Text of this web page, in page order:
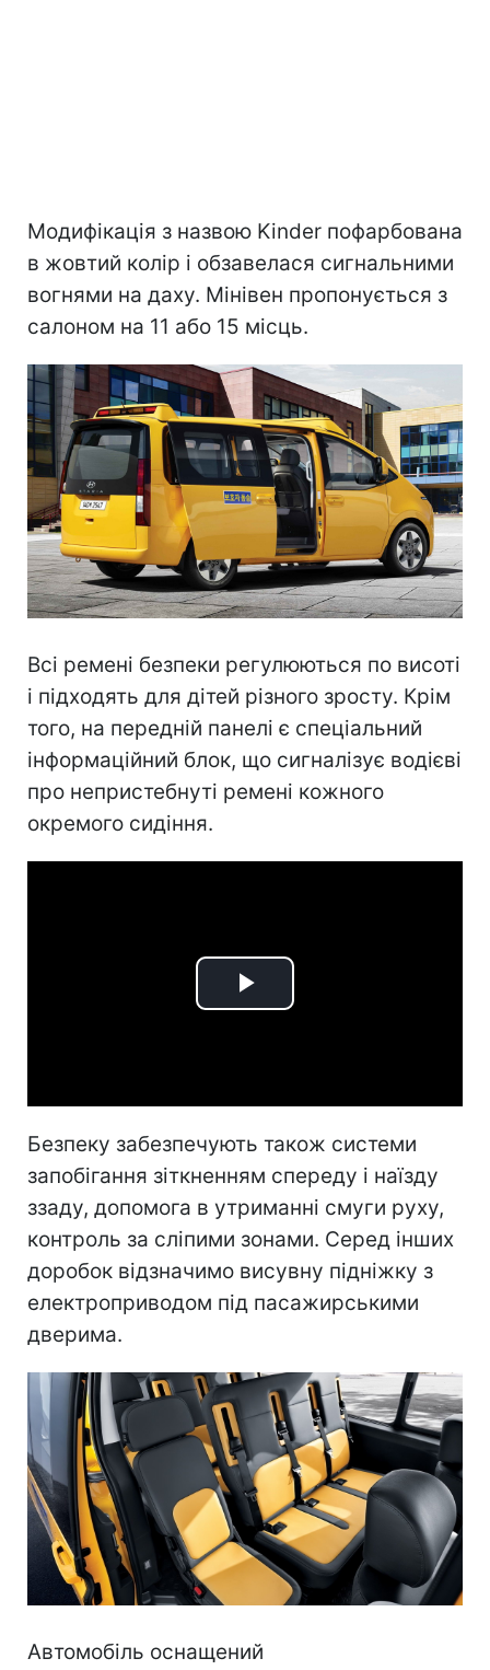
Модифікація з назвою Kinder пофарбована
в жовтий колір і обзавелася сигнальними
вогнями на даху. Мінівен пропонується з
салоном на 11 або 15 місць.
Всі ремені безпеки регулюються по висоті
і підходять для дітей різного зросту. Крім
того, на передній панелі є спеціальний
інформаційний блок, що сигналізує водієві
про непристебнуті ремені кожного
окремого сидіння.
Play
Безпеку забезпечують також системи
запобігання зіткненням спереду і наїзду
ззаду, допомога в утриманні смуги руху,
контроль за сліпими зонами. Серед інших
доробок відзначимо висувну підніжку з
електроприводом під пасажирськими
дверима.
Автомобіль оснащений